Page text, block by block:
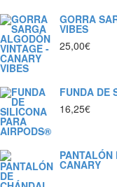
GORRA
VIBES
25,00€
FUNDA DE
16,25€
CANARY